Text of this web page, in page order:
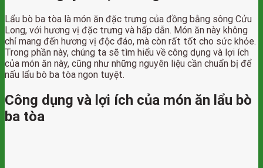
Lẩu bò ba tòa là món ăn đặc trưng của đồng bằng sông Cửu
Long, với hương vị đặc trưng và hấp dẫn. Món ăn này không
chỉ mang đến hương vị độc đáo, mà còn rất tốt cho sức khỏe.
Trong phần này, chúng ta sẽ tìm hiểu về công dụng và lợi ích
của món ăn này, cũng như những nguyên liệu cần chuẩn bị để
nấu lẩu bò ba tòa ngon tuyệt.
Công dụng và lợi ích của món ăn lẩu bò
ba tòa